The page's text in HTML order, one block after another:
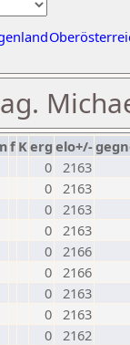
f Kerg elo+/-
0 2163
0 2163
0 2163
0 2163
0 2166
0 2166
0 2163
0 2163
0 2162